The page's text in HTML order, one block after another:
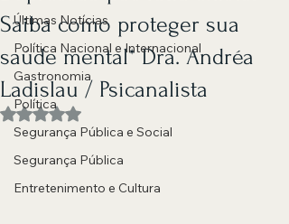
Últimas Notícias
Política Nacional e Internacional
Gastronomia
Política
Segurança Pública e Social
Segurança Pública
Entretenimento e Cultura
Saiba como proteger sua
saúde mental* Dra. Andréa
Ladislau / Psicanalista
Avaliado com NaN de 5 estrelas.